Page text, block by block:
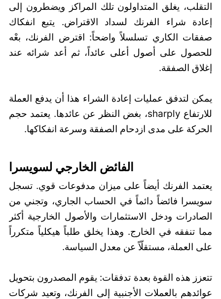
التقلب، يغلق المتداولون تلك المراكز ويضطرون إلى
إعادة شراء الفرنك لسداد الاقتراض. يتبع انفكاك
صفقات الكاري تسلسلاً واضحاً: اقترض الفرنك، بعْه
للحصول على أصول أعلى عائداً، ثم أعد شرائه عند
إغلاق الصفقة.
يمكن لتدفق عمليات إعادة الشراء هذا أن يدفع العملة
للارتفاع sharply، بغض النظر عن عائدها. يعتمد حجم
الحركة على مدى ازدحام الصفقة وسرعة انفكاكها.
الفائض الخارجي لسويسرا
يعتمد الفرنك أيضاً على ميزان مدفوعات قوي. تسجل
سويسرا فائضاً دائماً في الحساب الجاري، وتجني من
الصادرات ودخل الاستثمارات والأصول الخارجية أكثر
مما تنفقه في الخارج. وهذا يخلق طلباً هيكلياً متكرراً
على العملة، مستقلّاً عن معدل السياسة.
تتعزز هذه القوة بعدة تدفقات: يقوم المصدرون بتحويل
عوائدهم بالعملات الأجنبية إلى الفرنك، وتعيد شركات